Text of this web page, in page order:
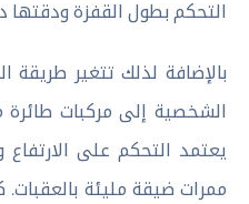
التحكم بطول القفزة ودقتها
بالإضافة لذلك تتغير طريقة
الشخصية إلى مركبات طائرة
يعتمد التحكم على الارتفاع
ممرات ضيقة مليئة بالعقبات.